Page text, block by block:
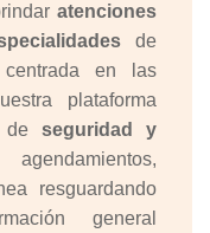
atenciones
de
en las
plataforma
de seguridad y
resguardando
general